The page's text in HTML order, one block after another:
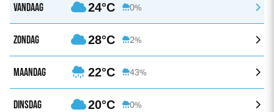
VANDAAG 24°C 0%
ZONDAG 28°C 2%
MAANDAG 22°C 43%
DINSDAG 20°C 0%